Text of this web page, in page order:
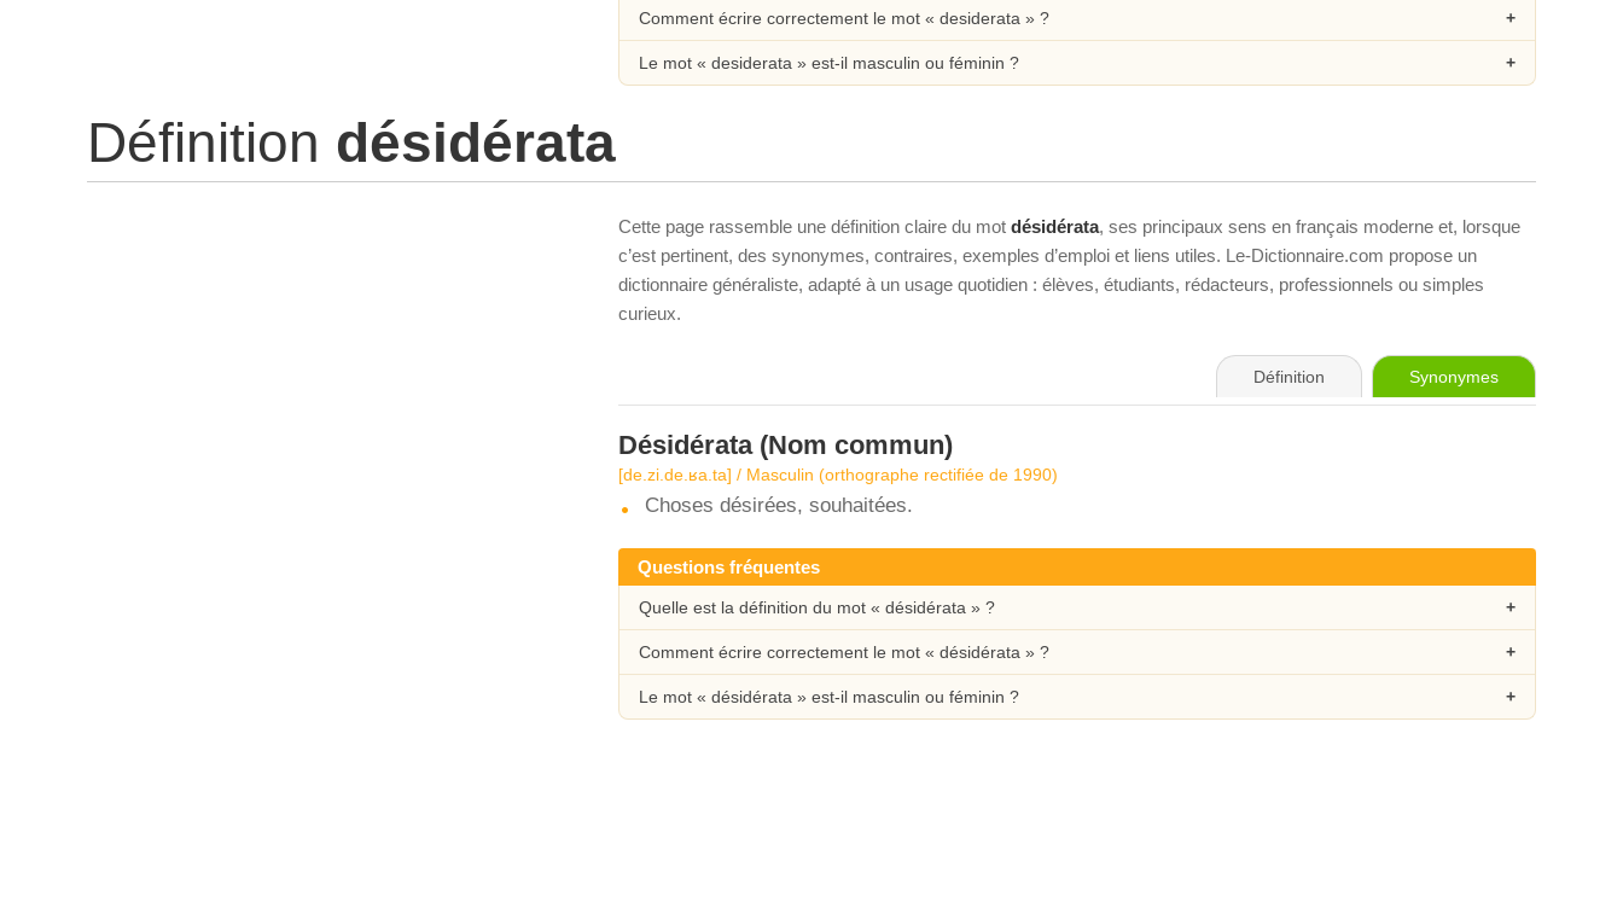
Comment écrire correctement le mot « desiderata » ?
Le mot « desiderata » est-il masculin ou féminin ?
Définition désidérata
Cette page rassemble une définition claire du mot désidérata, ses principaux sens en français moderne et, lorsque
c’est pertinent, des synonymes, contraires, exemples d’emploi et liens utiles. Le-Dictionnaire.com propose un
dictionnaire généraliste, adapté à un usage quotidien : élèves, étudiants, rédacteurs, professionnels ou simples
curieux.
Définition Synonymes
Désidérata(Nom commun)
[de.zi.de.ʁa.ta] / Masculin (orthographe rectifiée de 1990)
Choses désirées, souhaitées.
Questions fréquentes
Quelle est la définition du mot « désidérata » ?
Comment écrire correctement le mot « désidérata » ?
Le mot « désidérata » est-il masculin ou féminin ?